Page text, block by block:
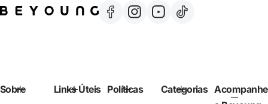
Sobre Links Úteis Políticas Categorias Acompanhe